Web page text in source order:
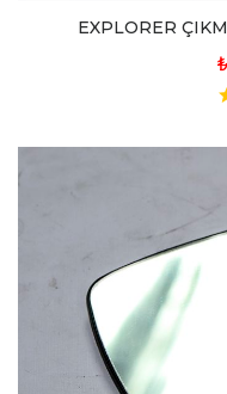
EXPLORER